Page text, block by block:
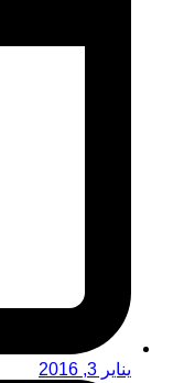
يناير 3, 2016